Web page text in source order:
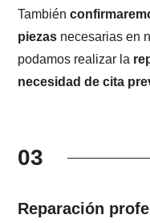
También
piezas necesarias en
podamos realizar la
necesidad de cita
03
Reparación